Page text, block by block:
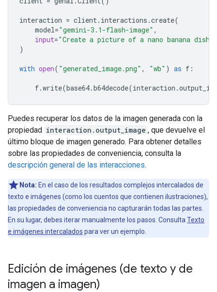
interaction = client. interactions .create(
model="gemini-3.1-flash-image" ,
input="Create a picture of a nano banana
)
with open( "generated_image.png" , "wb" ) as f :
f.write(base64.b64decode(interaction .
Puedes recuperar los datos de la imagen generada con la
propiedad interaction.output_image , que devuelve el
último bloque de imagen generado. Para obtener detalles
sobre las propiedades de conveniencia, consulta la
descripción general de las interacciones.
Nota: En el caso de los resultados complejos intercalados de
texto e imágenes (como los cuentos que contienen ilustraciones),
las propiedades de conveniencia no capturarán todas las partes.
En su lugar, debes iterar manualmente los pasos. Consulta Texto
e imágenes intercalados para ver un ejemplo.
Edición de imágenes (de texto y de
imagen a imagen)